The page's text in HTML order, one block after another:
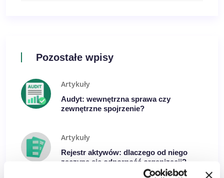
Pozostałe wpisy
Artykuły
Audyt: wewnętrzna sprawa czy
zewnętrzne spojrzenie?
Artykuły
Rejestr aktywów: dlaczego od niego
zaczyna się odporność organizacji?